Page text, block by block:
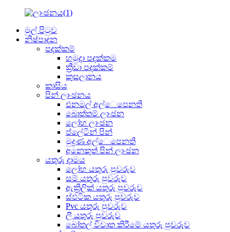
මුල් පිටුව
නිෂ්පාදන
පදක්කම්
හමුදා පදක්කම
ක්‍රීඩා පදක්කම්
කුසලානය
කාසිය
පින් ලාංඡනය
එනමල් අල්ෙපෙනති
බොත්තම් ලාංඡන
ලෝහ ලාංඡන
ප්ලේටින් පින්
මුද්‍රණ අල්ෙපෙනති
අනෙකුත් පින් ලාංඡන
යතුරු දාමය
ලෝහ යතුරු පුවරුව
සම් යතුරු පුවරුව
ඇක්‍රිලික් යතුරු පුවරුව
ස්ඵටික යතුරු පුවරුව
Pvc යතුරු පුවරුව
ලී යතුරු පුවරුව
බෝතල් විවෘත කිරීමේ යතුරු පුවරුව